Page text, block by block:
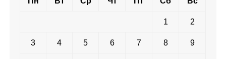
1 2
3 4 5 6 7 8 9